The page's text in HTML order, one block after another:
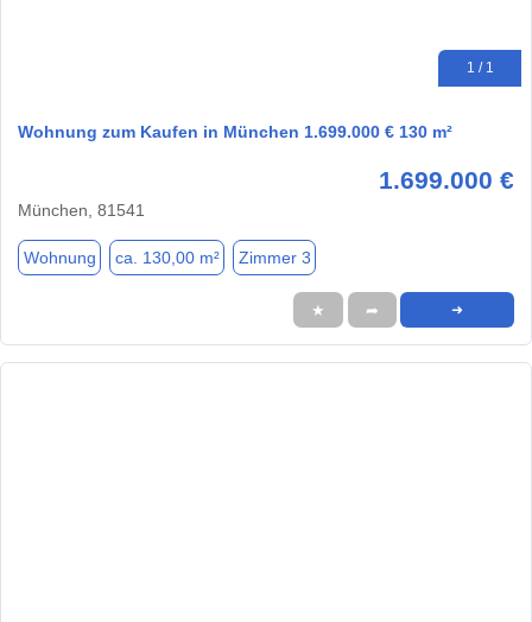
1 / 1
Wohnung zum Kaufen in München 1.699.000 € 130 m²
1.699.000 €
München, 81541
Wohnung ca. 130,00 m² Zimmer 3
★ ➦ ➜